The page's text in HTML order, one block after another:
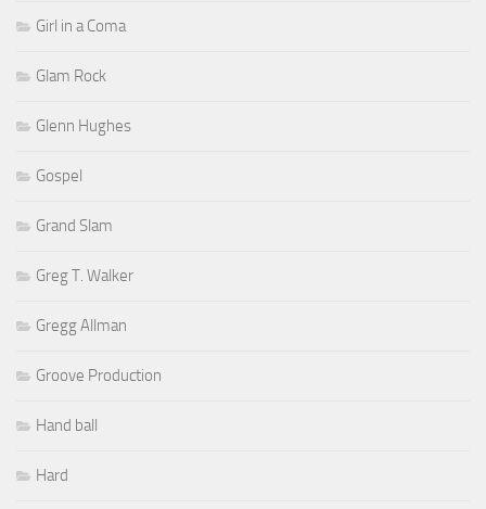
Girl in a Coma
Glam Rock
Glenn Hughes
Gospel
Grand Slam
Greg T. Walker
Gregg Allman
Groove Production
Hand ball
Hard